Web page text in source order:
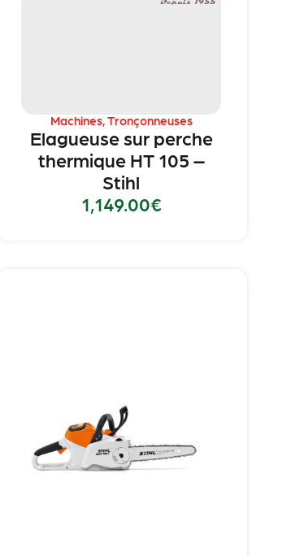
Machines, Tronçonneuses
Elagueuse sur perche
thermique HT 105 –
Stihl
1,149.00€